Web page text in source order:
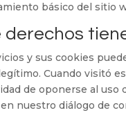
básico del sitio
derechos
y sus cookies
Cuando visitó
de oponerse al uso
nuestro diálogo de